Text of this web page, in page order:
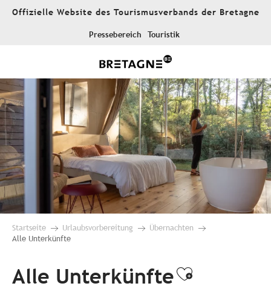
AllerOffizielle Website des Tourismusverbands der Bretagne
Pressebereich Touristik
Startseite Urlaubsvorbereitung
Übernachten
Alle Unterkünfte
Alle UnterkünfteAjouter